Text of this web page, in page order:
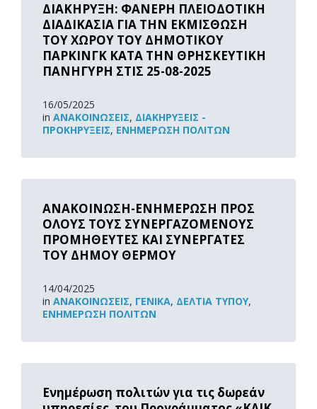
ΔΙΑΚΗΡΥΞΗ: ΦΑΝΕΡΗ ΠΛΕΙΟΔΟΤΙΚΗ
ΔΙΑΔΙΚΑΣΙΑ ΓΙΑ ΤΗΝ ΕΚΜΙΣΘΩΣΗ
ΤΟΥ ΧΩΡΟΥ ΤΟΥ ΔΗΜΟΤΙΚΟΥ
ΠΑΡΚΙΝΓΚ ΚΑΤΑ ΤΗΝ ΘΡΗΣΚΕΥΤΙΚΗ
ΠΑΝΗΓΥΡΗ ΣΤΙΣ 25-08-2025
16/05/2025
in ΑΝΑΚOΙΝΏΣΕΙΣ, ΔΙΑΚΗΡΎΞΕΙΣ -
ΠΡΟΚΗΡΎΞΕΙΣ, ΕΝΗΜΈΡΩΣΗ ΠΟΛΙΤΏΝ
ΑΝΑΚΟΙΝΩΣΗ-ΕΝΗΜΕΡΩΣΗ ΠΡΟΣ
ΟΛΟΥΣ ΤΟΥΣ ΣΥΝΕΡΓΑΖΟΜΕΝΟΥΣ
ΠΡΟΜΗΘΕΥΤΕΣ ΚΑΙ ΣΥΝΕΡΓΑΤΕΣ
ΤΟΥ ΔΗΜΟΥ ΘΕΡΜΟΥ
14/04/2025
in ΑΝΑΚOΙΝΏΣΕΙΣ, ΓΕΝΙΚΆ, ΔΕΛΤΊΑ ΤΎΠΟΥ,
ΕΝΗΜΈΡΩΣΗ ΠΟΛΙΤΏΝ
Read
Ενημέρωση πολιτών για τις δωρεάν
Read